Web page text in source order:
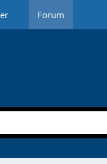
Forum